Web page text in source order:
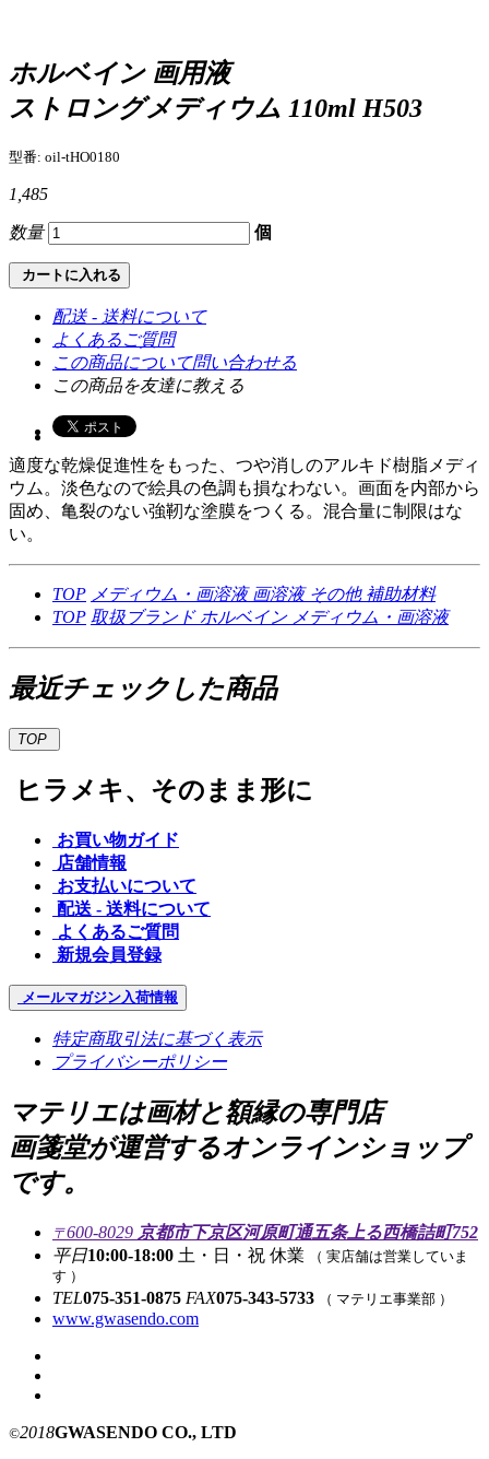
ホルベイン 画用液
ストロングメディウム 110ml H503
型番: oil-tHO0180
1,485
数量 個
カートに入れる
配送 - 送料について
よくあるご質問
この商品について問い合わせる
この商品を友達に教える
適度な乾燥促進性をもった、つや消しのアルキド樹脂メディ
ウム。淡色なので絵具の色調も損なわない。画面を内部から
固め、亀裂のない強靭な塗膜をつくる。混合量に制限はな
い。
TOP メディウム・画溶液 画溶液 その他 補助材料
TOP 取扱ブランド ホルベイン メディウム・画溶液
最近チェックした商品
TOP
ヒラメキ、そのまま形に
お買い物ガイド
店舗情報
お支払いについて
配送 - 送料について
よくあるご質問
新規会員登録
メールマガジン入荷情報
特定商取引法に基づく表示
プライバシーポリシー
マテリエは画材と額縁の専門店
画箋堂が運営するオンラインショップ
です。
〒600-8029 京都市下京区河原町通五条上る西橋詰町752
平日10:00-18:00 土・日・祝 休業 （ 実店舗は営業していま
す ）
TEL075-351-0875 FAX075-343-5733 （ マテリエ事業部 ）
www.gwasendo.com
©2018GWASENDO CO., LTD